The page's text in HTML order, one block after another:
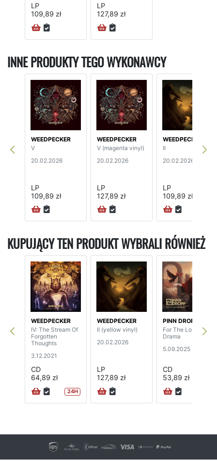
LP
109,89 zł
LP
127,89 zł
INNE PRODUKTY TEGO WYKONAWCY
WEEDPECKER
V
20.02.2026
LP
109,89 zł
WEEDPECKER
V (magenta vinyl)
20.02.2026
LP
127,89 zł
WEEDPECKER
II
20.02.2026
LP
109,89 zł
KUPUJĄCY TEN PRODUKT WYBRALI RÓWNIEŻ
WEEDPECKER
IV: The Stream Of
Forgotten
Thoughts
3.12.2021
CD
64,89 zł
24H
WEEDPECKER
II (yellow vinyl)
20.02.2026
LP
127,89 zł
PINN DROPP
For The Love Of
Drama
5.09.2025
CD
53,89 zł